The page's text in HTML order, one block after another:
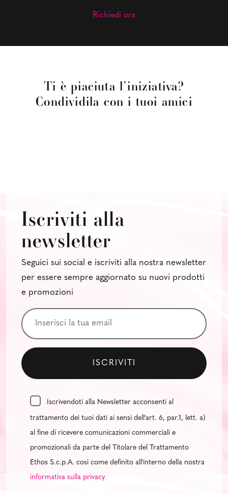
Richiedi ora
Ti è piaciuta l’iniziativa?
Condividila con i tuoi amici
Iscriviti alla
newsletter
Seguici sui social e iscriviti alla nostra newsletter
per essere sempre aggiornato su nuovi prodotti
e promozioni
Iscrivendoti alla Newsletter acconsenti al
trattamento dei tuoi dati ai sensi dell'art. 6, par.1, lett. a)
al fine di ricevere comunicazioni commerciali e
promozionali da parte del Titolare del Trattamento
Ethos S.c.p.A. così come definito all'interno della nostra
informativa sulla privacy